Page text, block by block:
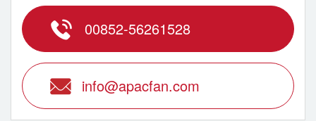
00852-56261528
info@apacfan.com